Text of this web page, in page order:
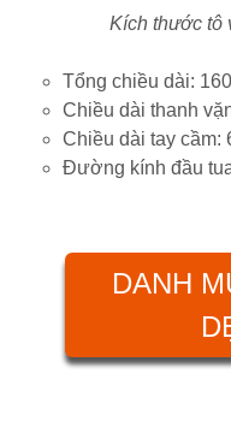
Kích thước tô
Tổng chiều dài:
Chiều dài thanh
Chiều dài tay cầm:
Đường kính đầu
DANH